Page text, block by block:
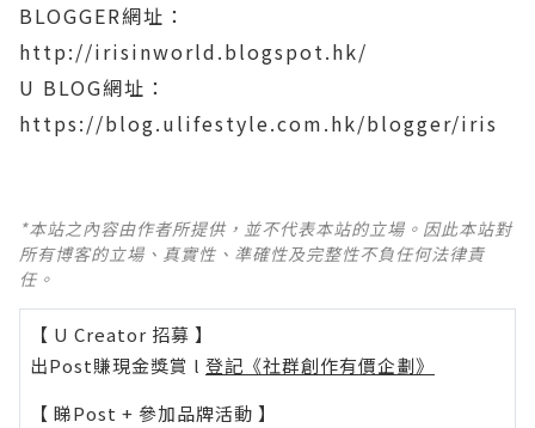
BLOGGER網址：
http://irisinworld.blogspot.hk/
U BLOG網址：
https://blog.ulifestyle.com.hk/blogger/iris
*本站之內容由作者所提供，並不代表本站的立場。因此本站對
所有博客的立場、真實性、準確性及完整性不負任何法律責
任。
【 U Creator 招募 】
出Post賺現金獎賞 l 登記《社群創作有價企劃》
【 睇Post + 參加品牌活動 】